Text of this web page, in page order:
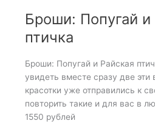
Броши: Попугай и
птичка
Броши: Попугай и Райская
увидеть вместе сразу две
красотки уже отправились к
повторить такие и для вас в
1550 рублей